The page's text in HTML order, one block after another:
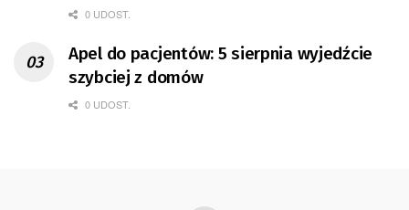
0 UDOST.
Apel do pacjentów: 5 sierpnia wyjedźcie
szybciej z domów
0 UDOST.